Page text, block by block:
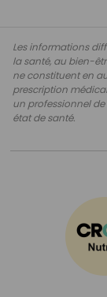
Les informations
la santé, au bien-
ne constituent en
prescription
un professionnel
état de santé.